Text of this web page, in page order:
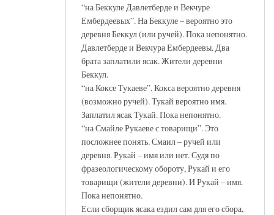
“на Беккуле Давлетберде и Векчуре
Ембердеевых”. На Беккуле – вероятно это
деревня Беккул (или ручей). Пока непонятно.
Давлетберде и Векчура Ембердеевы. Два
брата заплатили ясак. Жители деревни
Беккул.
“на Коксе Тукаеве”. Кокса вероятно деревня
(возможно ручей). Тукай вероятно имя.
Заплатил ясак Тукай. Пока непонятно.
“на Смайле Рукаеве с товарищи”. Это
посложнее понять. Смаил – ручей или
деревня. Рукай – имя или нет. Судя по
фразеологическому обороту, Рукай и его
товарищи (жители деревни). И Рукай – имя.
Пока непонятно.
Если сборщик ясака ездил сам для его сбора,